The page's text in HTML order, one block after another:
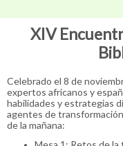
XIV
Celebrado el 8 de
expertos africanos y
habilidades y estrategias
agentes de
de la mañana: